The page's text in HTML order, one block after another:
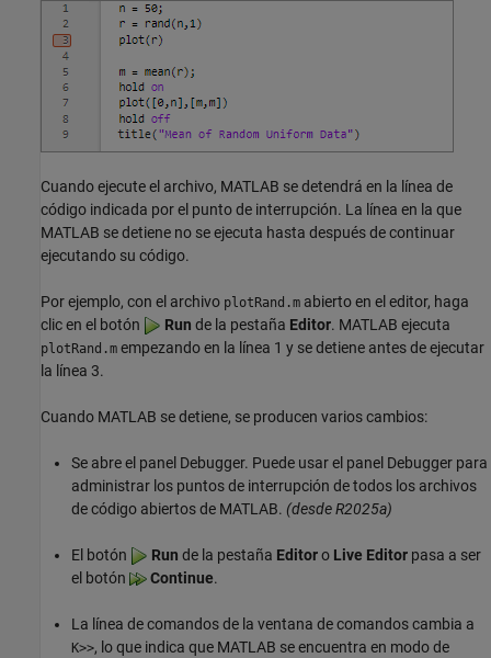
Cuando ejecute el archivo, MATLAB se detendrá en la línea de
código indicada por el punto de interrupción. La línea en la que
MATLAB se detiene no se ejecuta hasta después de continuar
ejecutando su código.
Por ejemplo, con el archivo plotRand.m abierto en el editor, haga
clic en el botón
Run de la pestaña Editor. MATLAB ejecuta
plotRand.m empezando en la línea 1 y se detiene antes de ejecutar
la línea 3.
Cuando MATLAB se detiene, se producen varios cambios:
Se abre el panel Debugger. Puede usar el panel Debugger para
administrar los puntos de interrupción de todos los archivos
de código abiertos de MATLAB. (desde R2025a)
El botón Run de la pestaña Editoro Live Editor pasa a ser
el botón
Continue.
La línea de comandos de la ventana de comandos cambia a
K>>, lo que indica que MATLAB se encuentra en modo de